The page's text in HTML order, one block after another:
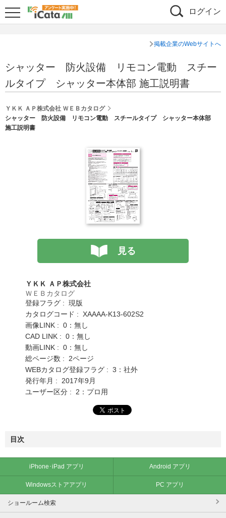
ログイン
掲載企業のWebサイトへ
シャッター 防火設備 リモコン電動 スチー
ルタイプ シャッター本体部 施工説明書
ＹＫＫ ＡＰ株式会社 ＷＥＢカタログ
シャッター 防火設備 リモコン電動 スチールタイプ シャッター本体部
施工説明書
見る
ＹＫＫ ＡＰ株式会社
ＷＥＢカタログ
登録フラグ : 現版
カタログコード : XAAAA-K13-602S2
画像LINK : 0：無し
CAD LINK : 0：無し
動画LINK : 0：無し
総ページ数 : 2ページ
WEBカタログ登録フラグ : 3：社外
発行年月 : 2017年9月
ユーザー区分 : 2：プロ用
目次
iPhone･iPad アプリ Android アプリ
Windowsストアアプリ PC アプリ
ショールーム検索